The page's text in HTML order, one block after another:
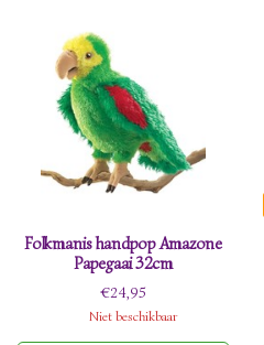
Folkmanis handpop Amazone
Papegaai 32cm
€24,95
Niet beschikbaar